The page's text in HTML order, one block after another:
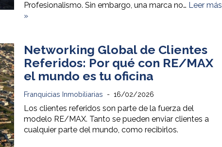
Profesionalismo. Sin embargo, una marca no… Leer más
»
Networking Global de Clientes
Referidos: Por qué con RE/MAX
el mundo es tu oficina
Franquicias Inmobiliarias 16/02/2026
Los clientes referidos son parte de la fuerza del
modelo RE/MAX. Tanto se pueden enviar clientes a
cualquier parte del mundo, como recibirlos.